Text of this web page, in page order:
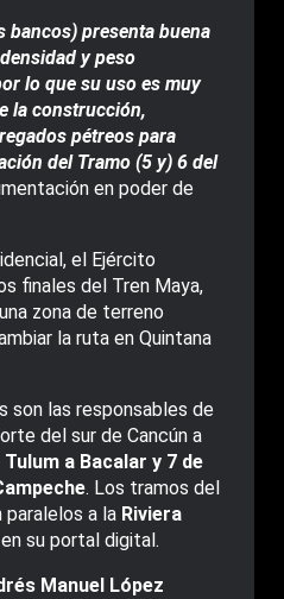
bancos) presenta buena
y peso
lo que su uso es muy
la construcción,
pétreos para
del Tramo (5 y) 6 del
en poder de
el Ejército
finales del Tren Maya,
zona de terreno
la ruta en Quintana
son las responsables de
del sur de Cancún a
a Bacalar y 7 de
. Los tramos del
paralelos a la Riviera
su portal digital.
Manuel López